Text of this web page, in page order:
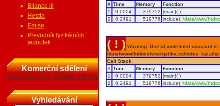
Bilance III
Hestia
Emise
Převodník fyzikálních
jednotek
Komerční sdělení
Nenalezena žádná zpráva
Vyhledávání
# Time Memory
Function
1
0.0004 379752 {main}( )
2
0.2491 519776 include('/data/www/
( ! ) Warning: Use of undefined constant
/data/www/htdocs/energetika.cz/
Call Stack
# Time Memory
Function
1
0.0004 379752 {main}( )
2
0.2491 519776 include('/data/www/